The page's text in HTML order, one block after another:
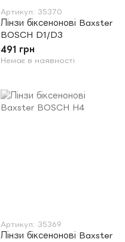
Артикул: 35370
Лінзи біксенонові Baxster
BOSCH D1/D3
491 грн
Немає в наявності
Артикул: 35369
Лінзи біксенонові Baxster